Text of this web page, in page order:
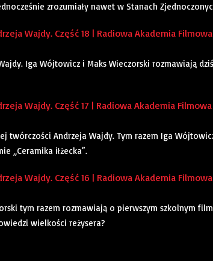
zrozumiały nawet w Stanach
Wajdy. Część 18 | Radiowa Akademia Filmowa
Iga Wójtowicz i Maks Wieczorski rozmawiają
Wajdy. Część 17 | Radiowa Akademia Filmowa
twórczości Andrzeja Wajdy. Tym razem Iga
„Ceramika iłżecka”.
Wajdy. Część 16 | Radiowa Akademia Filmowa
tym razem rozmawiają o pierwszym szkolnym
wielkości reżysera?